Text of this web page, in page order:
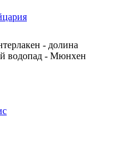
- долина
водопад - Мюнхен